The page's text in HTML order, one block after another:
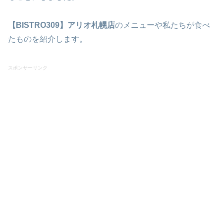
【BISTRO309】アリオ札幌店のメニューや私たちが食べ
たものを紹介します。
スポンサーリンク